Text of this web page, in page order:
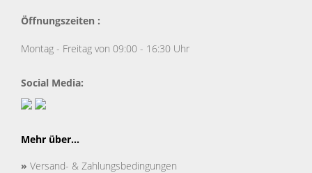
Öffnungszeiten :
Montag - Freitag von 09:00 - 16:30 Uhr
Social Media:
Mehr über...
» Versand- & Zahlungsbedingungen